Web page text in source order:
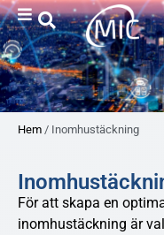
Hem / Inomhustäckning
För att skapa en
inomhustäckning är